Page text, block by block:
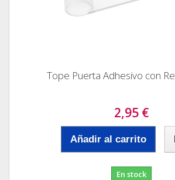
Tope Puerta Adhesivo con
2,95 €
Añadir al carrito
En stock